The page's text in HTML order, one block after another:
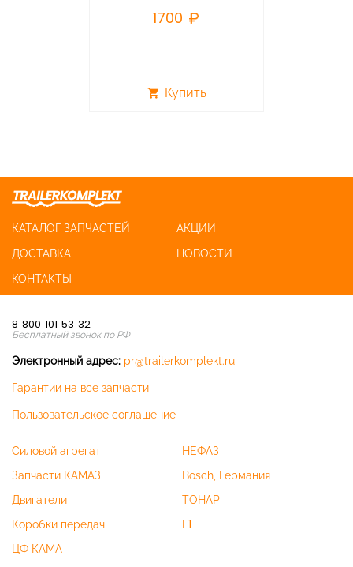
1700
shopping_cart Купить
КАТАЛОГ ЗАПЧАСТЕЙ
АКЦИИ
ДОСТАВКА
НОВОСТИ
КОНТАКТЫ
8-800-101-53-32
Бесплатный звонок по РФ
Электронный адрес: pr@trailerkomplekt.ru
Гарантии на все запчасти
Пользовательское соглашение
Силовой агрегат
Запчасти КАМАЗ
Двигатели
Коробки передач
ЦФ КАМА
НЕФАЗ
Bosch, Германия
ТОНАР
L1